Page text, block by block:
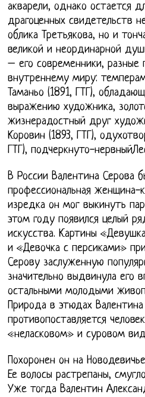
акварели, однако остается
драгоценных свидетельств
облика Третьякова, но и
великой и неординарной
– его современники, разные
внутреннему миру:
Таманьо (1891, ГТГ),
выражению художника,
жизнерадостный друг
Коровин (1893, ГТГ),
ГТГ), подчеркнуто-
В России Валентина Серова
профессиональная женщина-
изредка он мог выкинуть
этом году появился целый
искусства. Картины
и «Девочка с персиками»
Серову заслуженную
значительно выдвинула его
остальными молодыми
Природа в этюдах
противопоставляется
«неласковом» и суровом
Похоронен он на
Ее волосы растрепаны,
Уже тогда Валентин